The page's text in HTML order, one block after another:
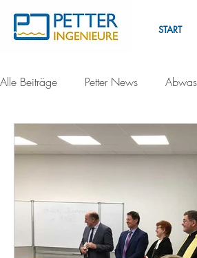
START
Alle Beiträge Petter News